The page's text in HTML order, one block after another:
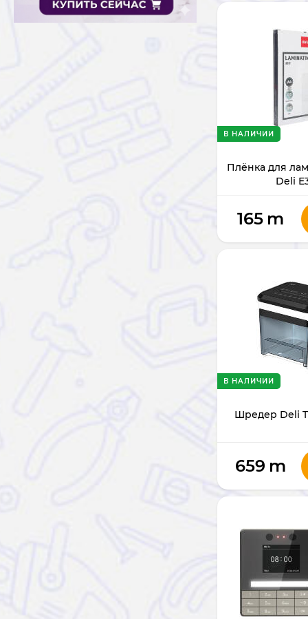
Плёнка для
Deli
В НАЛИЧИИ
165 m
Шредер Deli
В НАЛИЧИИ
659 m